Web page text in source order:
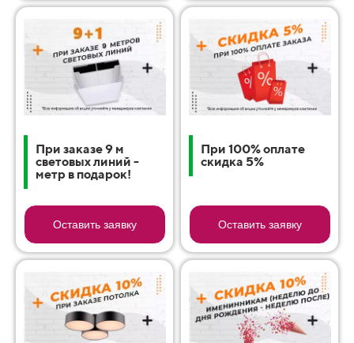
При заказе 9 м
световых линий -
метр в подарок!
Оставить заявку
При 100% оплате
скидка 5%
Оставить заявку